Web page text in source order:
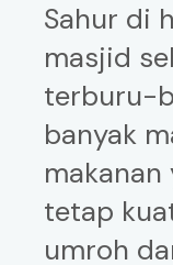
Sahur di
masjid
terburu-
banyak
tetap
umroh